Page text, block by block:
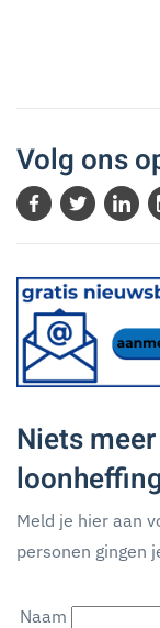
Volg ons
Niets
Meld je hier aan
personen gingen
Naam